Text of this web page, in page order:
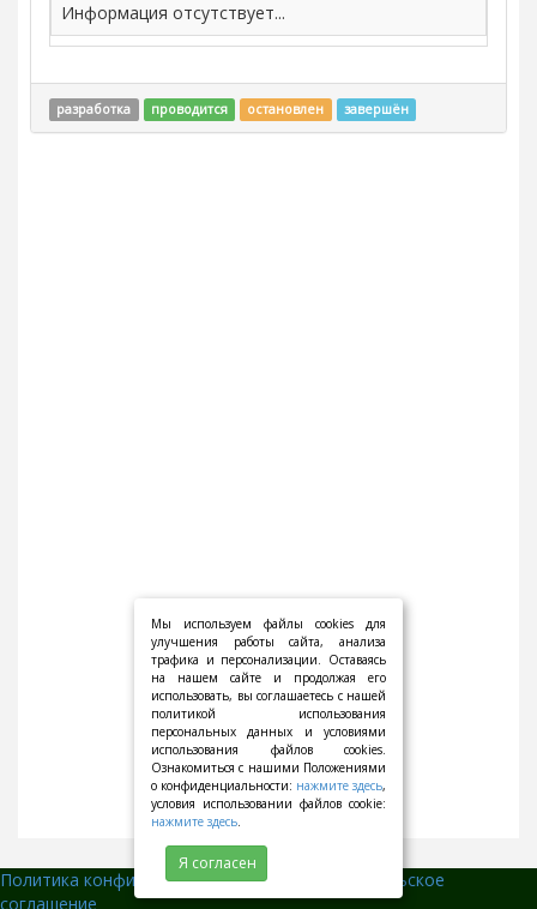
Информация отсутствует...
разработка проводится остановлен завершён
Политика конфиденциальности||
Пользовательское
соглашение
Мы используем файлы cookies для
улучшения работы сайта, анализа
трафика и персонализации. Оставаясь
на нашем сайте и продолжая его
использовать, вы соглашаетесь с нашей
политикой использования
персональных данных и условиями
использования файлов cookies.
Ознакомиться с нашими Положениями
о конфиденциальности: нажмите здесь,
условия использовании файлов cookie:
нажмите здесь.
Я согласен